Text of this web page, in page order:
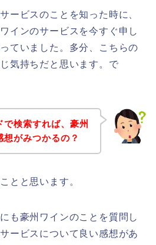
ービスのことを知った時に、
インのサービスを今すぐ申し
ていました。多分、こちらの
気持ちだと思います。で
で検索すれば、豪州
想がみつかるの？
とと思います。
も豪州ワインのことを質問し
ービスについて良い感想があ